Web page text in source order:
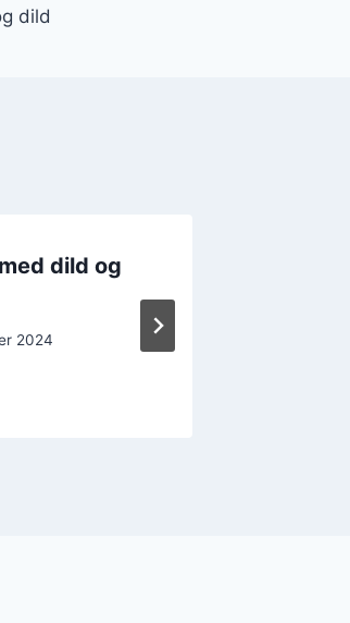
dild
dild og
2024